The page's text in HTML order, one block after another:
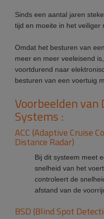
Sinds een aantal jaren
tijd en moeite in het veiliger
Omdat het besturen van
meer en meer veeleisend
voortdurend naar
besturen van een voertuig
Voorbeelden van
Systems :
ACC (Adaptive Cruise
Distance Radar)
Bij dit systeem meet
snelheid van het
controleert de
afstand van de
BSD (Blind Spot